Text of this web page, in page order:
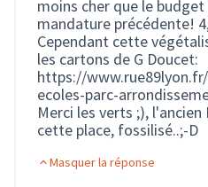
moins cher que le
mandature précédente!
Cependant cette
les cartons de G Doucet:
https://
ecoles-parc-
Merci les verts ;),
cette place, fossilisé..;-D
Masquer la réponse